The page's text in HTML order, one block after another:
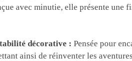
avec minutie, elle présente une
décorative : Pensée pour
ainsi de réinventer les